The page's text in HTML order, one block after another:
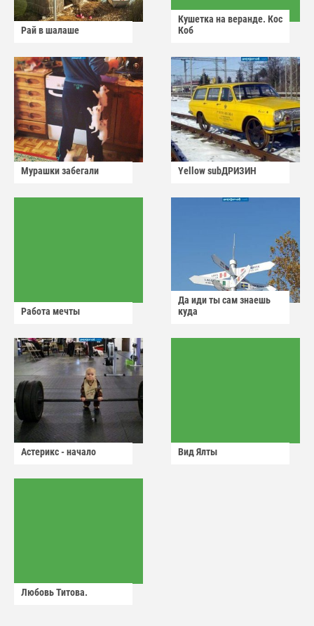
Рай в шалаше
Кушетка на веранде. Кос
Коб
Мурашки забегали Yellow subДРИЗИН
Работа мечты
Да иди ты сам знаешь
куда
Астерикс - начало Вид Ялты
Любовь Титова.